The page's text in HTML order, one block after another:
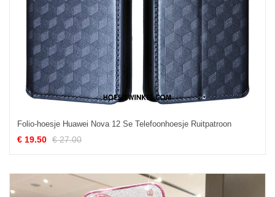
Folio-hoesje Huawei Nova 12 Se Telefoonhoesje Ruitpatroon
€ 19.50 € 27.00